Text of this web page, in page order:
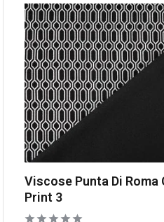
Viscose Punta Di Roma
Print 3